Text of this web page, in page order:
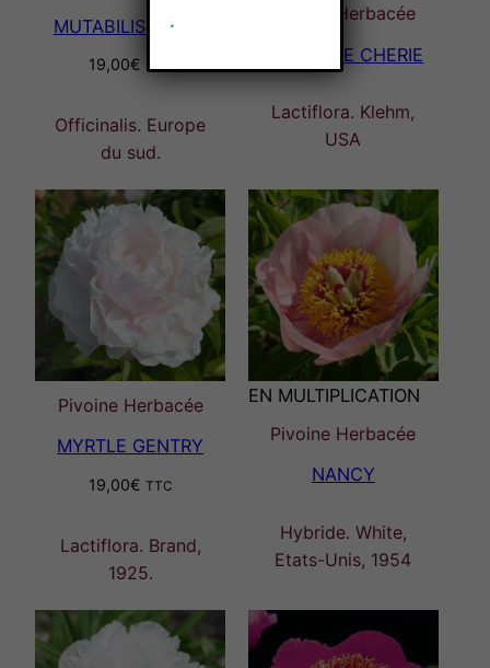
MUTABILIS PLENA
19,00€ TTC
Officinalis. Europe
du sud.
Pivoine Herbacée
MY PETITE CHERIE
Lactiflora. Klehm,
USA
Pivoine Herbacée
MYRTLE GENTRY
19,00€ TTC
Lactiflora. Brand,
1925.
EN MULTIPLICATION
Pivoine Herbacée
NANCY
Hybride. White,
Etats-Unis, 1954
.